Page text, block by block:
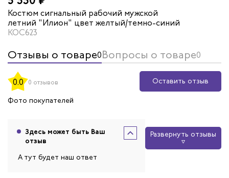
Костюм сигнальный рабочий мужской
летний "Илион" цвет желтый/темно-синий
КОС623
Отзывы о товаре0Вопросы о товаре0
0.0 0 отзывов
Оставить отзыв
Фото покупателей
Здесь может быть Ваш
отзыв
А тут будет наш ответ
Развернуть отзывы